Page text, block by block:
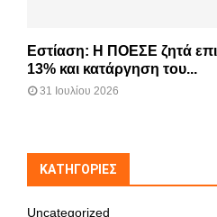
Εστίαση: Η ΠΟΕΣΕ ζητά
13% και κατάργηση του...
31 Ιουλίου 2026
KΑΤΗΓΟΡΊΕΣ
Uncategorized